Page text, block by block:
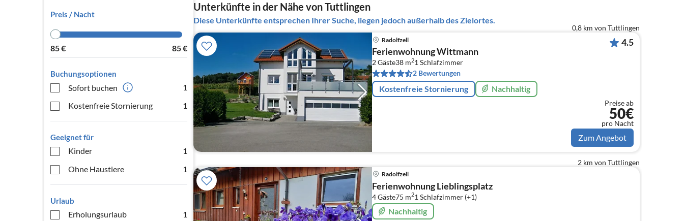
Preis / Nacht
85€ 85€
Buchungsoptionen
Sofort buchen
1
Kostenfreie Stornierung
1
Geeignet für
Kinder
1
Ohne Haustiere
1
Urlaub
Erholungsurlaub
1
Unterkünfte in der Nähe von Tuttlingen
Diese Unterkünfte entsprechen Ihrer Suche, liegen jedoch außerhalb des Zielortes.
0,8 km von Tuttlingen
Radolfzell
Ferienwohnung Wittmann
2 Gäste38 m21 Schlafzimmer
2 Bewertungen
Kostenfreie Stornierung Nachhaltig
4.5
Preise ab
50€
pro Nacht
Zum Angebot
2 km von Tuttlingen
Radolfzell
Ferienwohnung Lieblingsplatz
4 Gäste75 m21 Schlafzimmer (+1)
Nachhaltig